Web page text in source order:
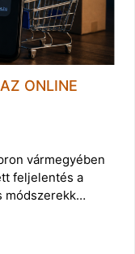
ONLINE
vármegyében
feljelentés a
módszerekk…